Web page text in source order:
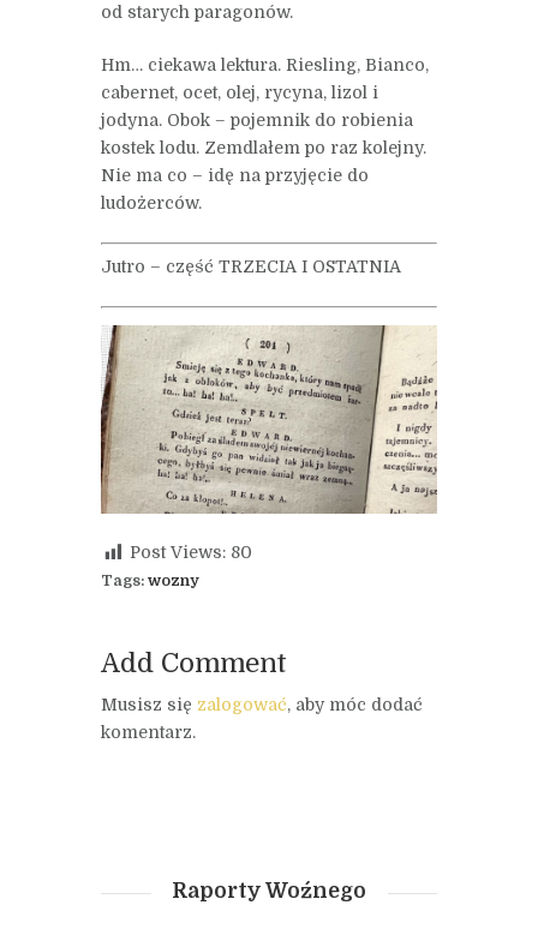
od starych paragonów.
Hm… ciekawa lektura. Riesling, Bianco,
cabernet, ocet, olej, rycyna, lizol i
jodyna. Obok – pojemnik do robienia
kostek lodu. Zemdlałem po raz kolejny.
Nie ma co – idę na przyjęcie do
ludożerców.
Jutro – część TRZECIA I OSTATNIA
Post Views: 80
Tags: wozny
Add Comment
Musisz się zalogować, aby móc dodać
komentarz.
Raporty Woźnego